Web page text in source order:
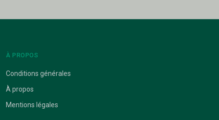
À PROPOS
Conditions générales
À propos
Mentions légales